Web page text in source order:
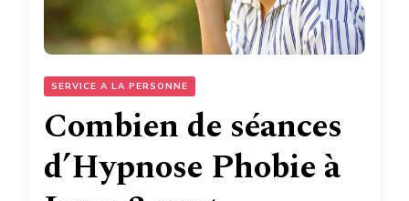
SERVICE A LA PERSONNE
Combien de séances
d’Hypnose Phobie à